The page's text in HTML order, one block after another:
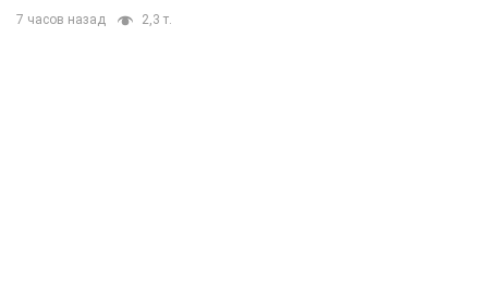
7 часов назад 2,3 т.